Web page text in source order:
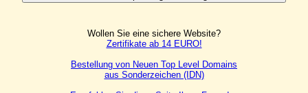
Wollen Sie eine sichere Website?
Zertifikate ab 14 EURO!
Bestellung von Neuen Top Level Domains
aus Sonderzeichen (IDN)